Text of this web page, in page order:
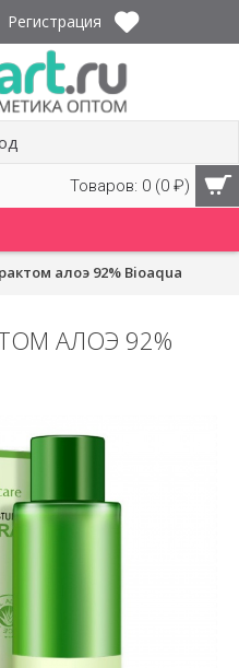
Регистрация
Товаров: 0 (0 ₽)
алоэ 92% Bioaqua
АЛОЭ 92%